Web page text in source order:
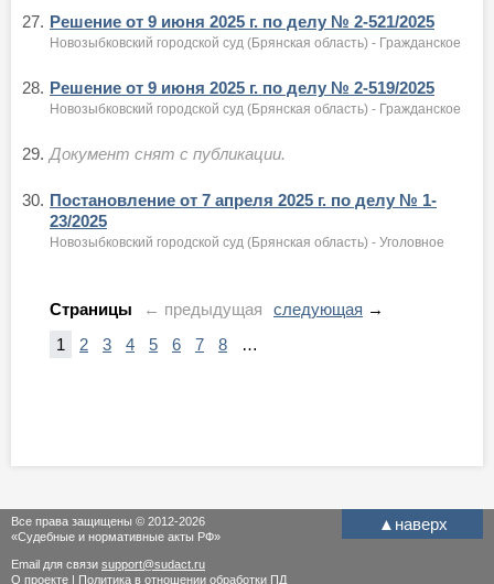
27. Решение от 9 июня 2025 г. по делу № 2-521/2025
Новозыбковский городской суд (Брянская область) - Гражданское
28. Решение от 9 июня 2025 г. по делу № 2-519/2025
Новозыбковский городской суд (Брянская область) - Гражданское
29. Документ снят с публикации.
30. Постановление от 7 апреля 2025 г. по делу № 1-
23/2025
Новозыбковский городской суд (Брянская область) - Уголовное
Страницы ← предыдущая следующая →
1
2 3 4 5 6 7 8 …
▲ наверх
Все права защищены © 2012-2026
«Судебные и нормативные акты РФ»
Email для связи support@sudact.ru
О проекте | Политика в отношении обработки ПД